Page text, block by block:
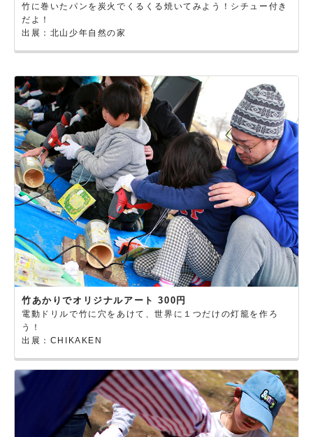
竹に巻いたパンを炭火でくるくる焼いてみよう！シチュー付き
だよ！
出展：北山少年自然の家
竹あかりでオリジナルアート 300円
電動ドリルで竹に穴をあけて、世界に１つだけの灯籠を作ろ
う！
出展：CHIKAKEN